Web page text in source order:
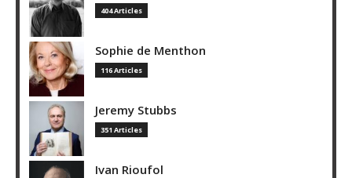
404 Articles
Sophie de Menthon
116 Articles
Jeremy Stubbs
351 Articles
Ivan Rioufol